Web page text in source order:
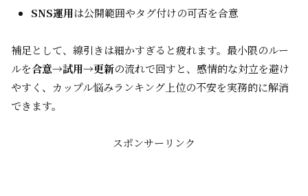
SNS運用は公開範囲やタグ付けの可否を合意
補足として、線引きは細かすぎると疲れます。最小限のルー
ルを合意→試用→更新の流れで回すと、感情的な対立を避け
やすく、カップル悩みランキング上位の不安を実務的に解消
できます。
スポンサーリンク